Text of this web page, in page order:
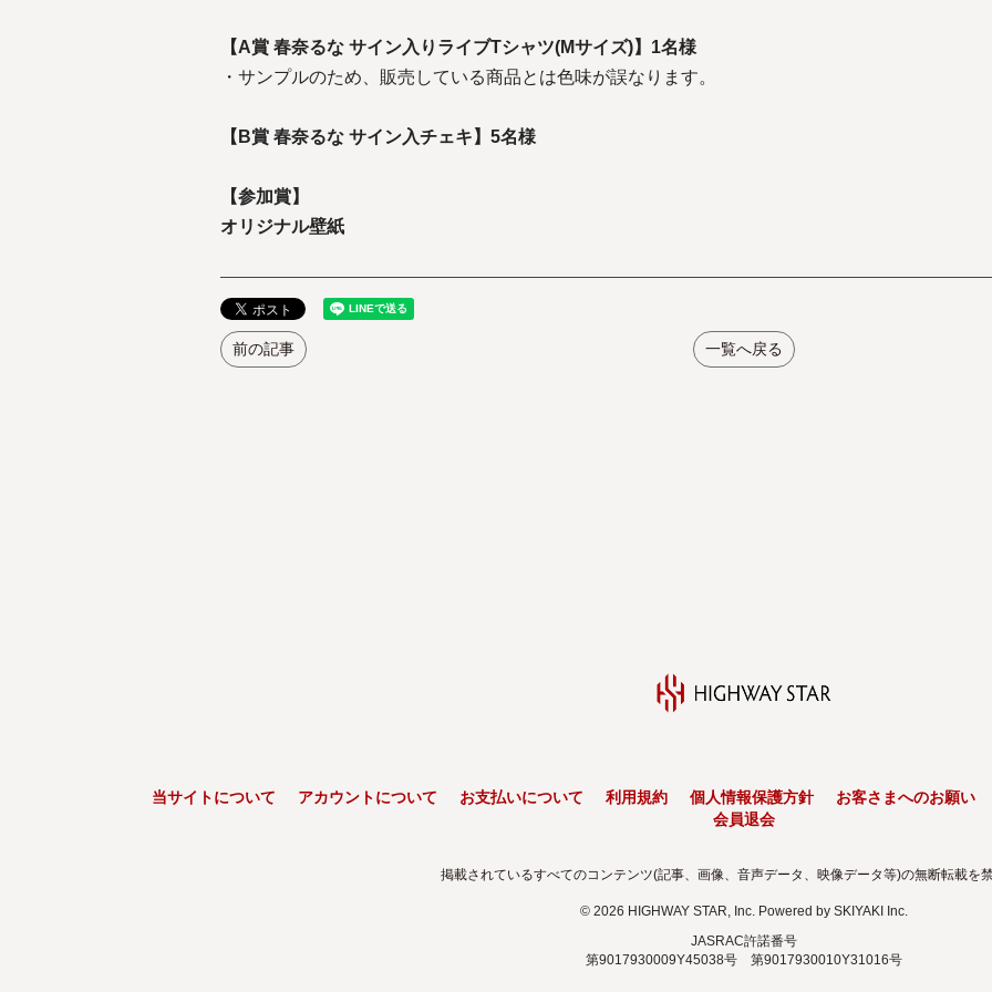
【A賞 春奈るな サイン入りライブTシャツ(Mサイズ)】1名様
・サンプルのため、販売している商品とは色味が誤なります。
【B賞 春奈るな サイン入チェキ】5名様
【参加賞】
オリジナル壁紙
前の記事 一覧へ戻る
当サイトについて アカウントについて お支払いについて 利用規約 個人情報保護方針
お客さまへのお願い
会員退会
掲載されているすべてのコンテンツ(記事、画像、音声データ、映像データ等)の無断転載を
© 2026 HIGHWAY STAR, Inc. Powered by SKIYAKI Inc.
JASRAC許諾番号
第9017930009Y45038号 第9017930010Y31016号